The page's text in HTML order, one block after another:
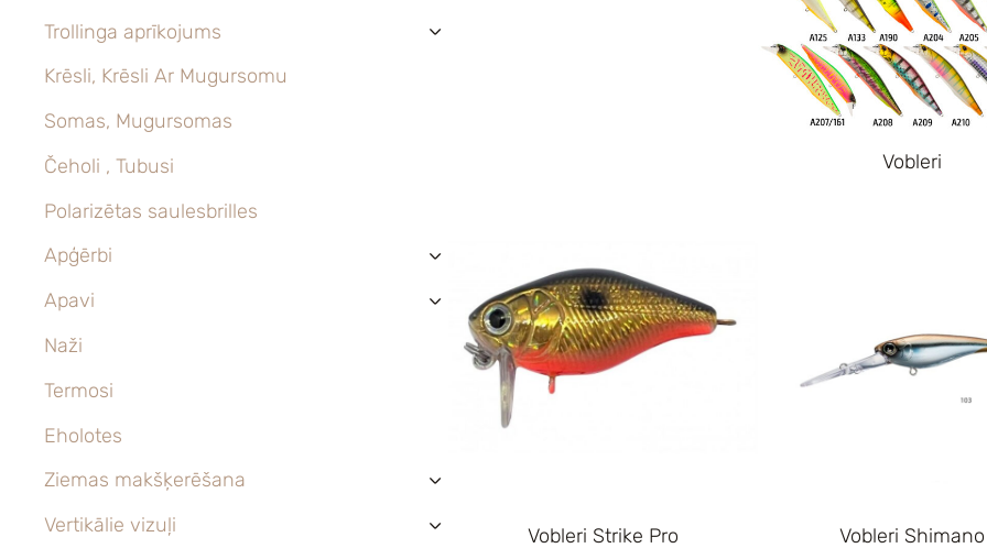
Trollinga aprīkojums ›
Krēsli, Krēsli Ar Mugursomu
Somas, Mugursomas
Čeholi , Tubusi
Polarizētas saulesbrilles
Apģērbi
›
Apavi ›
Naži
Termosi
Eholotes
Ziemas makšķerēšana
›
Vertikālie vizuļi ›
Vobleri
Vobleri Strike Pro Vobleri Shimano